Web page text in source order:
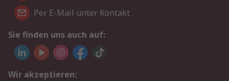
Per E-Mail unter Kontakt
Sie finden uns auch auf:
Wir akzeptieren: